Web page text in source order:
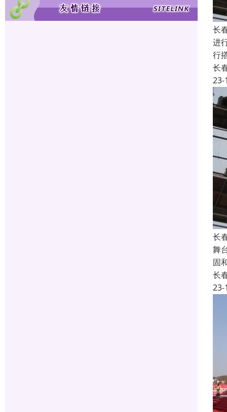
长
进
行
长
23-
长
舞
固
长
23-